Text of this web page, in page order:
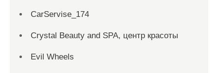
CarServise_174
Crystal Beauty and SPA, центр красоты
Evil Wheels